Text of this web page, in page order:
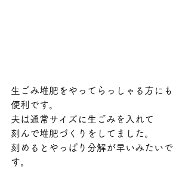
生ごみ堆肥をやってらっしゃる方にも
便利です。
夫は通常サイズに生ごみを入れて
刻んで堆肥づくりをしてました。
刻めるとやっぱり分解が早いみたいで
す。